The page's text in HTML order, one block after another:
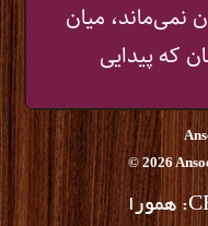
نمی‌ماند، میان
که پیدایی
© 2026
: همورا